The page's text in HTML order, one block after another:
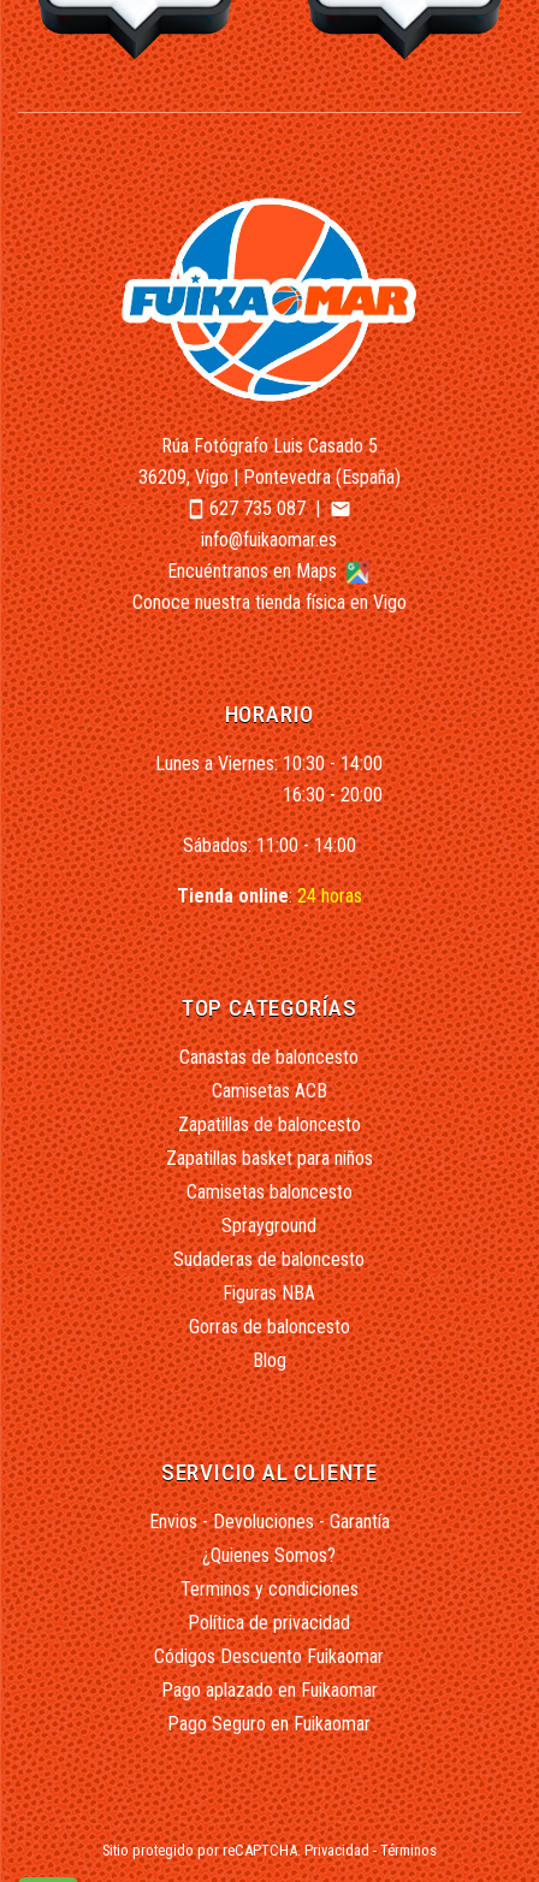
Rúa Fotógrafo Luis Casado 5
36209, Vigo | Pontevedra (España)
smartphone627 735 087|email
info@fuikaomar.es
Encuéntranos en Maps
Conoce nuestra tienda física en Vigo
HORARIO
Lunes a Viernes: 10:30 - 14:00
16:30 - 20:00
Sábados: 11:00 - 14:00
Tienda online:24 horas
TOP CATEGORÍAS
Canastas de baloncesto
Camisetas ACB
Zapatillas de baloncesto
Zapatillas basket para niños
Camisetas baloncesto
Sprayground
Sudaderas de baloncesto
Figuras NBA
Gorras de baloncesto
Blog
SERVICIO AL CLIENTE
Envios - Devoluciones - Garantía
¿Quienes Somos?
Terminos y condiciones
Política de privacidad
Códigos Descuento Fuikaomar
Pago aplazado en Fuikaomar
Pago Seguro en Fuikaomar
Sitio protegido por reCAPTCHA.Privacidad-Términos